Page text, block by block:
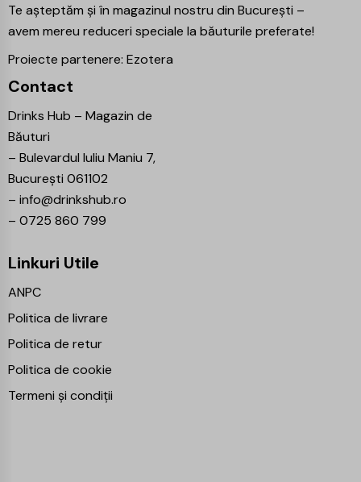
Te așteptăm și în magazinul nostru din București –
avem mereu reduceri speciale la băuturile preferate!
Proiecte partenere: Ezotera
Contact
Drinks Hub – Magazin de
Băuturi
– Bulevardul Iuliu Maniu 7,
București 061102
– info@drinkshub.ro
– 0725 860 799
Linkuri Utile
ANPC
Politica de livrare
Politica de retur
Politica de cookie
Termeni și condiții